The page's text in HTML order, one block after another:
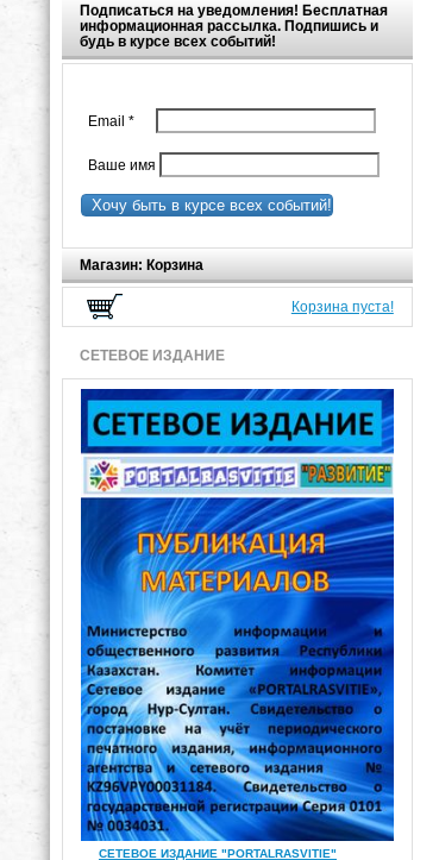
Подписаться на уведомления! Бесплатная
информационная рассылка. Подпишись и
будь в курсе всех событий!
Email *
Ваше имя
Хочу быть в курсе всех событий!
Магазин: Корзина
Корзина пуста!
СЕТЕВОЕ ИЗДАНИЕ
СЕТЕВОЕ ИЗДАНИЕ "PORTALRASVITIE"